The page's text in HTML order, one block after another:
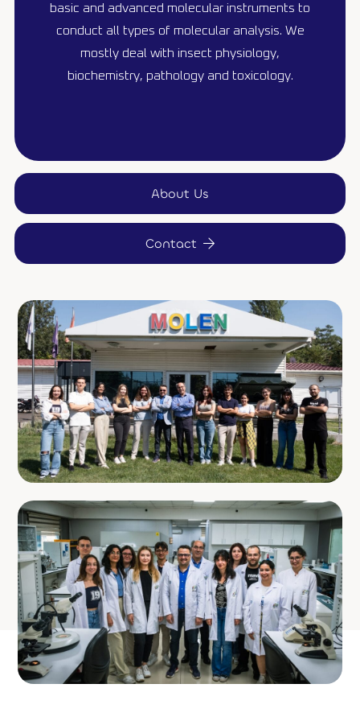
basic and advanced molecular instruments to
conduct all types of molecular analysis. We
mostly deal with insect physiology,
biochemistry, pathology and toxicology.
About Us
Contact